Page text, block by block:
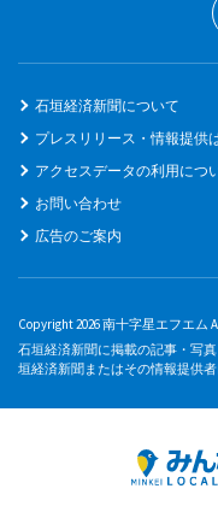
石垣経済新聞について
プレスリリース・情報提供
アクセスデータの利用につ
お問い合わせ
広告のご案内
Copyright 2026 南十字星エフエム
石垣経済新聞に掲載の記事・写
垣経済新聞またはその情報提供者